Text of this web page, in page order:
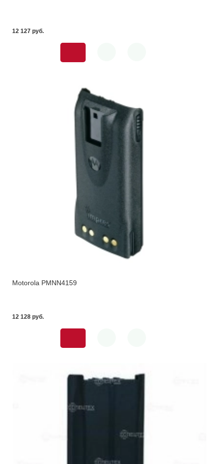
12 127 pуб.
Motorola PMNN4159
12 128 pуб.